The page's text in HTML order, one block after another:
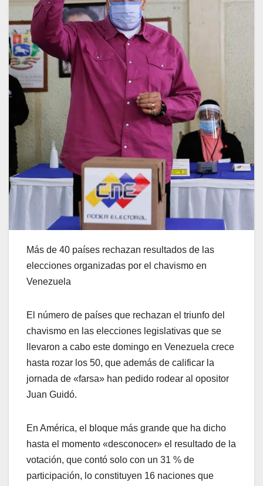
Más de 40 países rechazan resultados de las
elecciones organizadas por el chavismo en
Venezuela
El número de países que rechazan el triunfo del
chavismo en las elecciones legislativas que se
llevaron a cabo este domingo en Venezuela crece
hasta rozar los 50, que además de calificar la
jornada de «farsa» han pedido rodear al opositor
Juan Guidó.
En América, el bloque más grande que ha dicho
hasta el momento «desconocer» el resultado de la
votación, que contó solo con un 31 % de
participación, lo constituyen 16 naciones que